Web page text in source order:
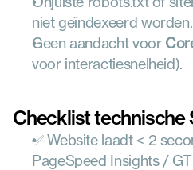
niet geïndexeerd worden.
Geen aandacht voor
voor interactiesnelheid).
Checklist technische
✅ Website laadt < 2
PageSpeed Insights /